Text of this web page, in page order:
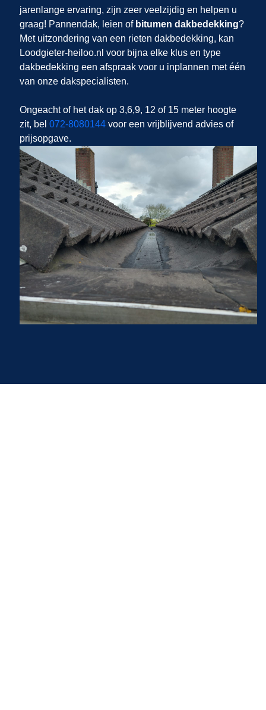
jarenlange ervaring, zijn zeer veelzijdig en helpen u
graag! Pannendak, leien ofbitumen dakbedekking?
Met uitzondering van een rieten dakbedekking, kan
Loodgieter-heiloo.nl voor bijna elke klus en type
dakbedekking een afspraak voor u inplannen met één
van onze dakspecialisten.
Ongeacht of het dak op 3,6,9, 12 of 15 meter hoogte
zit, bel 072-8080144voor een vrijblijvend advies of
prijsopgave.